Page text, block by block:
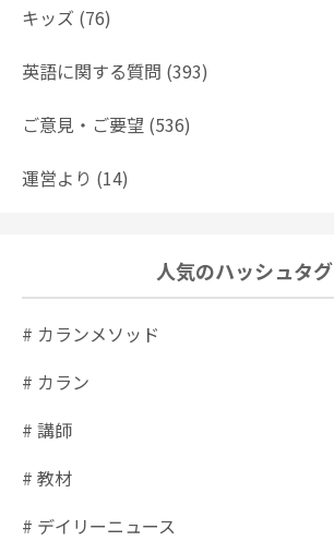
キッズ (76)
英語に関する質問 (393)
ご意見・ご要望 (536)
運営より (14)
人気のハッシュタグ
# カランメソッド
# カラン
# 講師
# 教材
# デイリーニュース